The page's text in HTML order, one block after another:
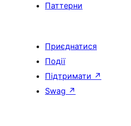
Паттерни
Приєднатися
Події
Підтримати ↗
Swag ↗